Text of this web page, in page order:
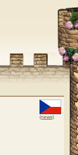
(news)